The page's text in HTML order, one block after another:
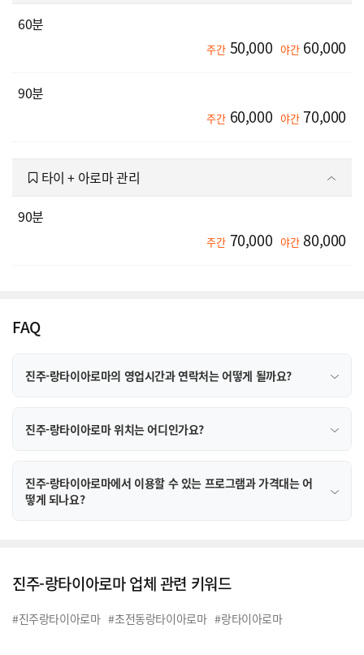
60분
주간 50,000 야간 60,000
90분
주간 60,000 야간 70,000
타이 + 아로마 관리
90분
주간 70,000 야간 80,000
FAQ
진주-랑타이아로마의 영업시간과 연락처는 어떻게 될까요?
진주-랑타이아로마 위치는 어디인가요?
진주-랑타이아로마에서 이용할 수 있는 프로그램과 가격대는 어
떻게 되나요?
진주-랑타이아로마 업체 관련 키워드
#진주랑타이아로마 #초전동랑타이아로마 #랑타이아로마